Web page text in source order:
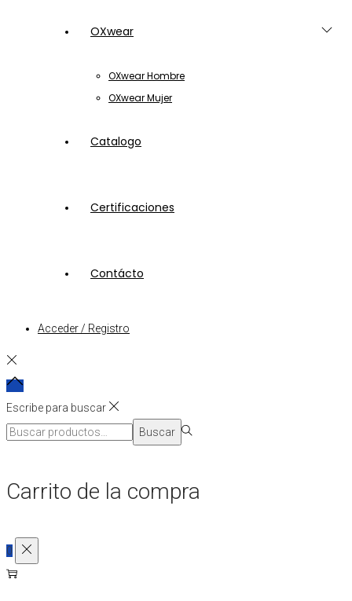
OXwear
OXwear Hombre
OXwear Mujer
Catalogo
Certificaciones
Contácto
Acceder / Registro
Escribe para buscar
Búsqueda
Buscar
Carrito de la compra
0